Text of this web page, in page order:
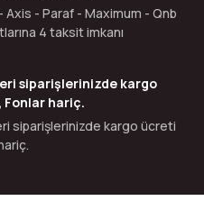
Axis - Paraf - Maximum - Qnb
4 taksit imkanı
siparişlerinizde kargo
hariç.
siparişlerinizde kargo ücreti